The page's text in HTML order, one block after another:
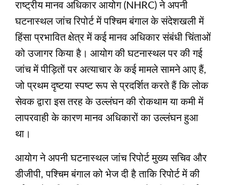
राष्ट्रीय मानव अधिकार आयोग (NHRC) ने अपनी
घटनास्‍थल जांच रिपोर्ट में पश्चिम बंगाल के संदेशखली में
हिंसा प्रभावित क्षेत्र में कई मानव अधिकार संबंधी चिंताओं
को उजागर किया है। आयोग की घटनास्‍थल पर की गई
जांच में पीड़ितों पर अत्याचार के कई मामले सामने आए हैं,
जो प्रथम दृष्टया स्पष्ट रूप से प्रदर्शित करते हैं कि लोक
सेवक द्वारा इस तरह के उल्लंघन की रोकथाम या कमी में
लापरवाही के कारण मानव अधिकारों का उल्लंघन हुआ
था।
आयोग ने अपनी घटनास्‍थल जांच रिपोर्ट मुख्य सचिव और
डीजीपी, पश्चिम बंगाल को भेज दी है ताकि रिपोर्ट में की